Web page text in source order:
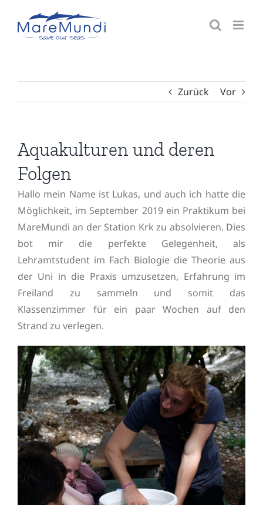
Inhalt
springen
Zurück Vor
Aquakulturen und deren
Folgen
Hallo mein Name ist Lukas, und auch ich hatte die
Möglichkeit, im September 2019 ein Praktikum bei
MareMundi an der Station Krk zu absolvieren. Dies
bot mir die perfekte Gelegenheit, als
Lehramtstudent im Fach Biologie die Theorie aus
der Uni in die Praxis umzusetzen, Erfahrung im
Freiland zu sammeln und somit das
Klassenzimmer für ein paar Wochen auf den
Strand zu verlegen.